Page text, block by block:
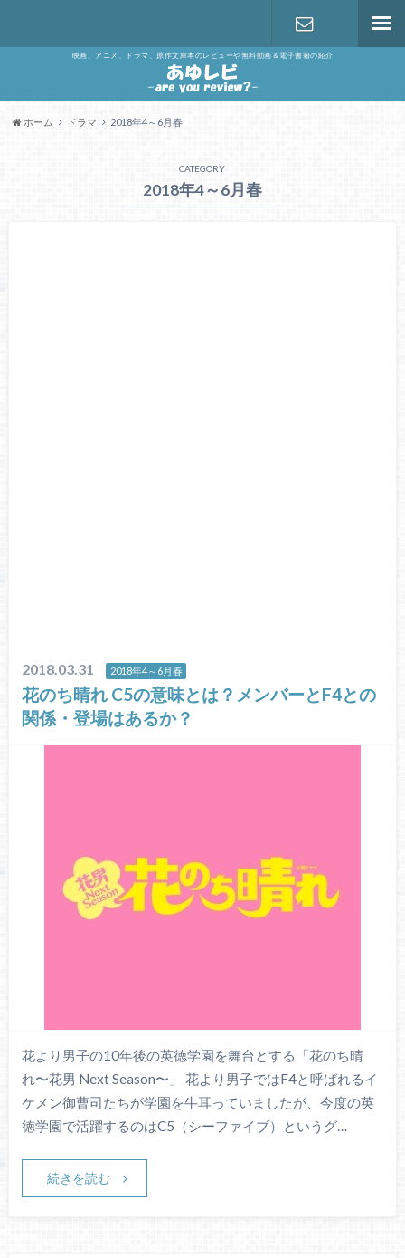
映画、アニメ、ドラマ、原作文庫本のレビューや無料動画＆電子書籍の紹介
ホーム ドラマ 2018年4～6月春
CATEGORY
2018年4～6月春
2018.03.31 2018年4～6月春
花のち晴れ C5の意味とは？メンバーとF4との
関係・登場はあるか？
花より男子の10年後の英徳学園を舞台とする「花のち晴
れ〜花男 Next Season〜」 花より男子ではF4と呼ばれるイ
ケメン御曹司たちが学園を牛耳っていましたが、今度の英
徳学園で活躍するのはC5（シーファイブ）というグ…
続きを読む